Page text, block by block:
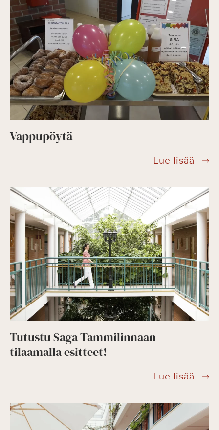
Vappupöytä
Lue lisää
Tutustu Saga Tammilinnaan
tilaamalla esitteet!
Lue lisää